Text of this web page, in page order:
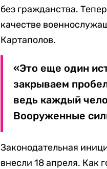
без гражданства.
качестве
Картаполов.
«Это еще один
закрываем
ведь каждый
Вооруженные
Законодательная
внесли 18 апреля. Как